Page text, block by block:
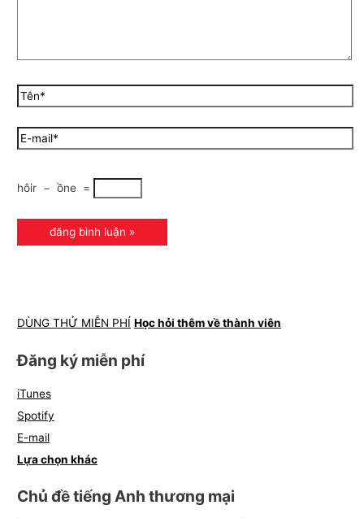
hôir − ồne =
DÙNG THỬ MIỄN PHÍ Học hỏi thêm về thành viên
Đăng ký miễn phí
iTunes
Spotify
E-mail
Lựa chọn khác
Chủ đề tiếng Anh thương mại